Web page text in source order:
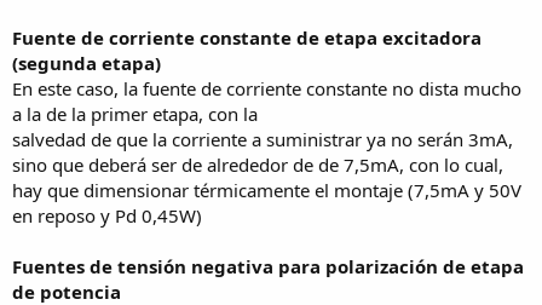
Fuente de corriente constante de etapa excitadora
(segunda etapa)
En este caso, la fuente de corriente constante no dista mucho
a la de la primer etapa, con la
salvedad de que la corriente a suministrar ya no serán 3mA,
sino que deberá ser de alrededor de de 7,5mA, con lo cual,
hay que dimensionar térmicamente el montaje (7,5mA y 50V
en reposo y Pd 0,45W)
Fuentes de tensión negativa para polarización de etapa
de potencia